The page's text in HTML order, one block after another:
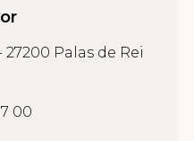
Palas de Rei
00